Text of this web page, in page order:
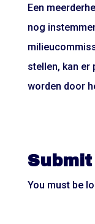
Een
nog
stellen, kan er
worden door
You must be